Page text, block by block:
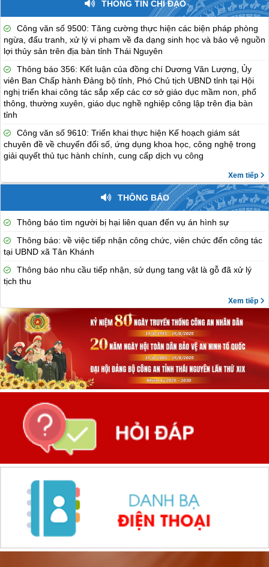
THÔNG TIN CHỈ ĐẠO
Công văn số 9500: Tăng cường thực hiện các biện pháp phòng
ngừa, đấu tranh, xử lý vi phạm về đa dạng sinh học và bảo vệ nguồn
lợi thủy sản trên địa bàn tỉnh Thái Nguyên
Thông báo 356: Kết luận của đồng chí Dương Văn Lượng, Ủy
viên Ban Chấp hành Đảng bộ tỉnh, Phó Chủ tịch UBND tỉnh tại Hội
nghị triển khai công tác sắp xếp các cơ sở giáo dục mầm non, phổ
thông, thường xuyên, giáo dục nghề nghiệp công lập trên địa bàn
tỉnh
Công văn số 9610: Triển khai thực hiện Kế hoạch giám sát
chuyên đề về chuyển đổi số, ứng dụng khoa học, công nghệ trong
giải quyết thủ tục hành chính, cung cấp dịch vụ công
Xem tiếp
THÔNG BÁO
Thông báo tìm người bị hại liên quan đến vụ án hình sự
Thông báo: về việc tiếp nhận công chức, viên chức đến công tác
tại UBND xã Tân Khánh
Thông báo nhu cầu tiếp nhận, sử dụng tang vật là gỗ đã xử lý
tịch thu
Xem tiếp